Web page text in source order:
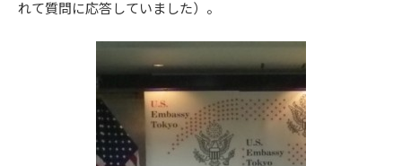
れて質問に応答していました）。